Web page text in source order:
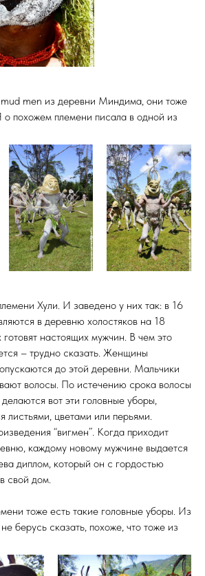
men из деревни Миндима, они тоже
о похожем племени писала в одной из
Хули. И заведено у них так: в 16
в деревню холостяков на 18
настоящих мужчин. В чем это
– трудно сказать. Женщины
до этой деревни. Мальчики
волосы. По истечению срока волосы
вот эти головные уборы,
листьями, цветами или перьями.
“вигмен”. Когда приходит
каждому новому мужчине выдается
диплом, который он с гордостью
свой дом.
тоже есть такие головные уборы. Из
берусь сказать, похоже, что тоже из